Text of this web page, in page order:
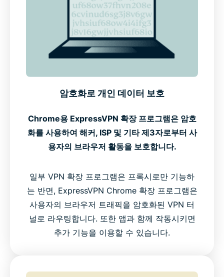
암호화로 개인 데이터 보호
Chrome용 ExpressVPN 확장 프로그램은 암호
화를 사용하여 해커, ISP 및 기타 제3자로부터 사
용자의 브라우저 활동을 보호합니다.
일부 VPN 확장 프로그램은 프록시로만 기능하
는 반면, ExpressVPN Chrome 확장 프로그램은
사용자의 브라우저 트래픽을 암호화된 VPN 터
널로 라우팅합니다. 또한 앱과 함께 작동시키면
추가 기능을 이용할 수 있습니다.